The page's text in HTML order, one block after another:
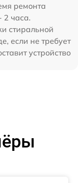
ремонта
2 часа.
стиральной
если не требует
устройство